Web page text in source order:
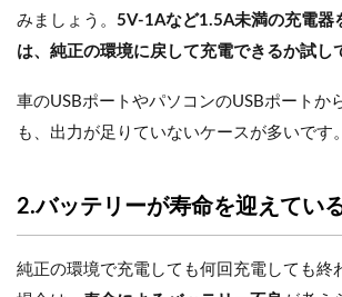
みましょう。 5V-1Aなど1.5A未満の充電器
は、純正の環境に戻して充電できるか試し
車のUSBポートやパソコンのUSBポートか
も、出力が足りていないケースが多いです。
2.バッテリーが寿命を迎えてい
純正の環境で充電しても何回充電しても終